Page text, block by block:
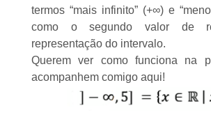
termos “mais infinito” (+∞) e
como o segundo valor de
representação do intervalo.
Querem ver como funciona na
acompanhem comigo aqui!